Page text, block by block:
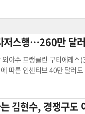
진의 라이브 피칭이 좋았다
깨 수술을 받았다. 재활 기
을 마친 뒤 통증이 전혀 없었
선에 섰다. 커쇼와 리치 힐, 마에다 켄타가
던 맥카시, 훌리오 유리아스 등 3명의 투수와 함께 4~5선발을 놓고 경쟁해
난 2년간 동료들에게 미안
"며 "지난해 류현진에게 그
았다. 클락은 "하루종일 야
직 받아들일 준비가 안 됐다고 강조했다. 클락 총장
이든 경기에 중대한 영향을
울이고 있다. 하지만 논의할 시간이 충분치
요하다는 주장이다.
저스행…260만 달
외야수 프랭클린 구티에레
따른 인센티브 40만 달러
왼손투수를 상대 타율은 0.289(장타율
메리칸리그 외야수 부문 골
김현수, 경쟁구도